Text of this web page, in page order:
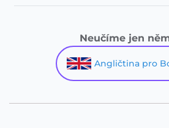
Neučíme jen
Angličtina pro